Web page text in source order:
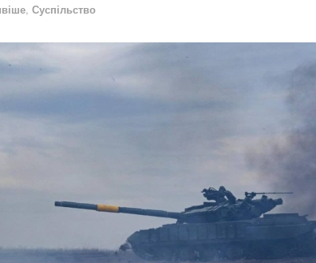
, Суспільство